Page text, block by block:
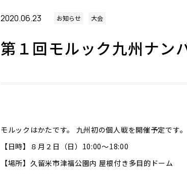
2020.06.23 お知らせ 大会
第１回モルック九州ナン
モルックはかたです。 九州初の個人戦を開催予定です。
【日時】８月２日（日）10:00～18:00
【場所】久留米市津福公園内 屋根付き多目的ドーム